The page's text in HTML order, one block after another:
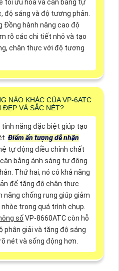
tối ưu hóa và cân bằng tự
độ sáng và độ tương phản.
Đồng hành nâng cao độ
rõ các chi tiết nhỏ và tạo
chân thực với độ tương
NÀO KHÁC CỦA VP-6ATC
ĐẸP VÀ SẮC NÉT?
tính năng đặc biệt giúp tạo
Điểm ấn tượng dễ nhận
tự động điều chỉnh chất
bằng ánh sáng tự động
Thứ hai, nó có khả năng
để tăng độ chân thực
năng chống rung giúp giảm
trong quá trình chụp.
số VP-8660ATC còn hỗ
phân giải và tăng độ sáng
nét và sống động hơn.